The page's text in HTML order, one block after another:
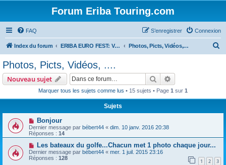
Forum Eriba Touring.com
FAQ Connexion
S’enregistrer
Index du forum ERIBA EURO FEST: VILLAGE GOLFE DU MORBIHAN 2015 Photos, Picts, Vidéos, ....
Photos, Picts, Vidéos, ....
Nouveau sujet Rechercher
Marquer tous les sujets comme lus • 15 sujets • Page 1 sur 1
Sujets
Bonjour
Dernier message par bébert44 « dim. 10 janv. 2016 20:38
Réponses : 14
Les bateaux du golfe...Chacun met 1 photo chaque jour...
Dernier message par bébert44 « mer. 1 juil. 2015 23:16
Réponses : 128 1 2 3